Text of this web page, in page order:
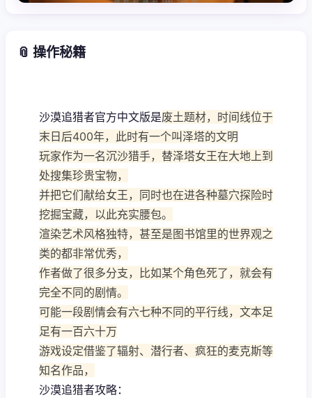
📎 操作秘籍
沙漠追猎者官方中文版是废土题材，时间线位于
末日后400年，此时有一个叫泽塔的文明
玩家作为一名沉沙猎手，替泽塔女王在大地上到
处搜集珍贵宝物，
并把它们献给女王，同时也在进各种墓穴探险时
挖掘宝藏，以此充实腰包。
渲染艺术风格独特，甚至是图书馆里的世界观之
类的都非常优秀，
作者做了很多分支，比如某个角色死了，就会有
完全不同的剧情。
可能一段剧情会有六七种不同的平行线，文本足
足有一百六十万
游戏设定借鉴了辐射、潜行者、疯狂的麦克斯等
知名作品，
沙漠追猎者攻略：